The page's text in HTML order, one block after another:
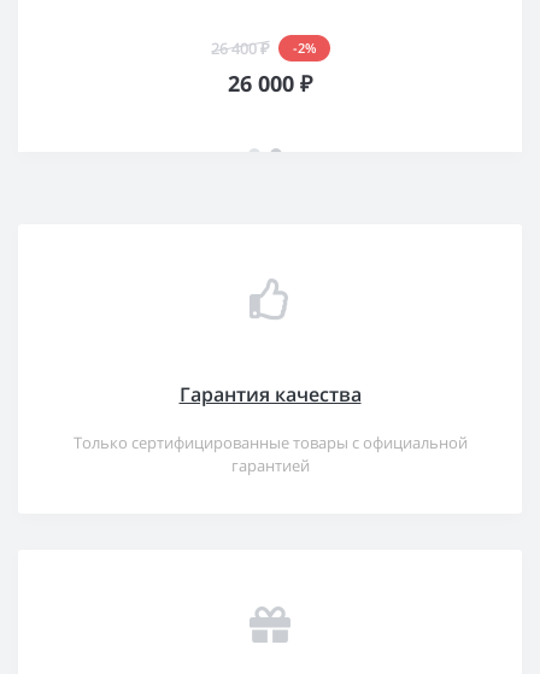
26 400 ₽ -2%
26 000 ₽
Гарантия качества
Только сертифицированные товары с официальной
гарантией